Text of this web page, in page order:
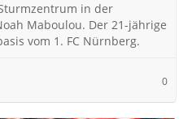
in der
Maboulou. Der 21-jährige
vom 1. FC Nürnberg.
0